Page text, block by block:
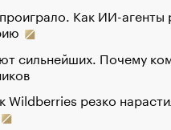
Как ИИ-
сильнейших. Почему
Wildberries резко